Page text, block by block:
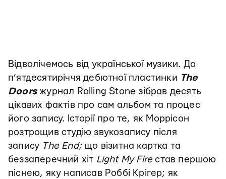
Відволічемось від української музики. До
п’ятдесятиріччя дебютної пластинки The
Doorsжурнал Rolling Stone зібрав десять
цікавих фактів про сам альбом та процес
його запису. Історії про те, як Моррісон
розтрощив студію звукозапису після
запису The End; що візитна картка та
беззаперечний хіт Light My Fireстав першою
піснею, яку написав Роббі Крігер; як